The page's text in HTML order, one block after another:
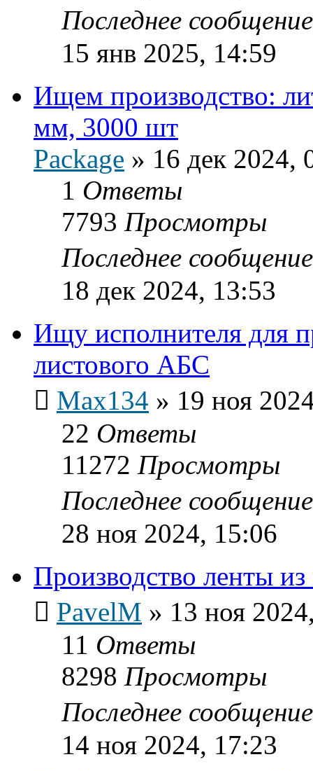
Последнее
15 янв 2025, 14:59
Ищем производство:
мм, 3000 шт
Package » 16 дек 2024,
1 Ответы
7793 Просмотры
Последнее
18 дек 2024, 13:53
Ищу исполнителя для
листового АБС
Max134 » 19 ноя
22 Ответы
11272 Просмотры
Последнее
28 ноя 2024, 15:06
Производство ленты
PavelM » 13 ноя
11 Ответы
8298 Просмотры
Последнее
14 ноя 2024, 17:23